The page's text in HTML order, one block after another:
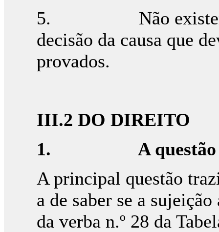
5. Não existem
decisão da causa que
provados.
III.2 DO DIREITO
1.A
A principal questão
a de saber se a
da verba n.º 28 da